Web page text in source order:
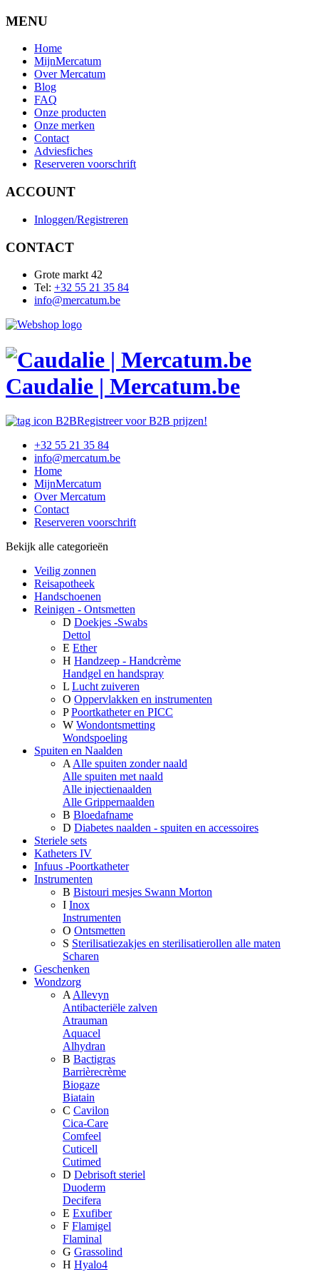
MENU
Home
MijnMercatum
Over Mercatum
Blog
FAQ
Onze producten
Onze merken
Contact
Adviesfiches
Reserveren voorschrift
ACCOUNT
Inloggen/Registreren
CONTACT
Grote markt 42
Tel: +32 55 21 35 84
info@mercatum.be
Caudalie | Mercatum.be
Registreer voor B2B prijzen!
+32 55 21 35 84
info@mercatum.be
Home
MijnMercatum
Over Mercatum
Contact
Reserveren voorschrift
Bekijk alle categorieën
Veilig zonnen
Reisapotheek
Handschoenen
Reinigen - Ontsmetten
D Doekjes -Swabs
Dettol
E Ether
H Handzeep - Handcrème
Handgel en handspray
L Lucht zuiveren
O Oppervlakken en instrumenten
P Poortkatheter en PICC
W Wondontsmetting
Wondspoeling
Spuiten en Naalden
A Alle spuiten zonder naald
Alle spuiten met naald
Alle injectienaalden
Alle Grippernaalden
B Bloedafname
D Diabetes naalden - spuiten en accessoires
Steriele sets
Katheters IV
Infuus -Poortkatheter
Instrumenten
B Bistouri mesjes Swann Morton
I Inox
Instrumenten
O Ontsmetten
S Sterilisatiezakjes en sterilisatierollen alle maten
Scharen
Geschenken
Wondzorg
A Allevyn
Antibacteriële zalven
Atrauman
Aquacel
Alhydran
B Bactigras
Barrièrecrème
Biogaze
Biatain
C Cavilon
Cica-Care
Comfeel
Cuticell
Cutimed
D Debrisoft steriel
Duoderm
Decifera
E Exufiber
F Flamigel
Flaminal
G Grassolind
H Hyalo4